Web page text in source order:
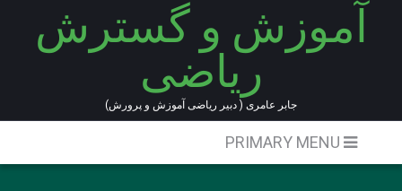
آموزش و گسترش
ریاضی
جابر عامری ( دبیر ریاضی آموزش و پرورش)